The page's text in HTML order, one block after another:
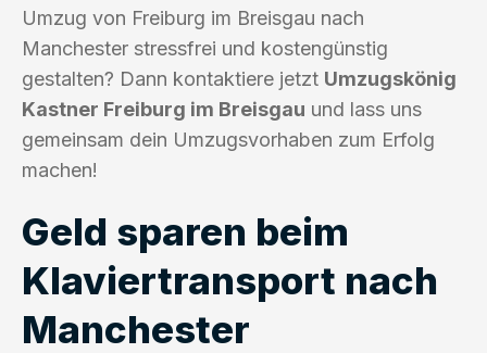
Umzug von Freiburg im Breisgau nach
Manchester stressfrei und kostengünstig
gestalten? Dann kontaktiere jetzt Umzugskönig
Kastner Freiburg im Breisgau und lass uns
gemeinsam dein Umzugsvorhaben zum Erfolg
machen!
Geld sparen beim
Klaviertransport nach
Manchester